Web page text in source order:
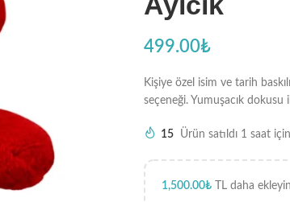
499.00₺
Kişiye özel isim ve tarih
seçeneği. Yumuşacık dokusu
15 Ürün satıldı 1 saat
1,500.00₺TL daha